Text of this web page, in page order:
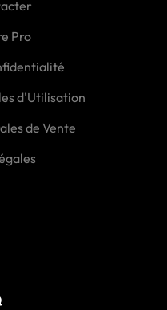
Pro
d'Utilisation
de Vente